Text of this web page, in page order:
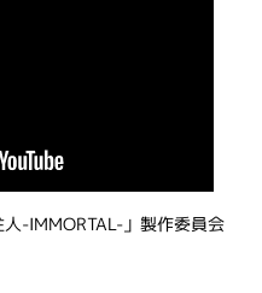
-IMMORTAL-」製作委員会